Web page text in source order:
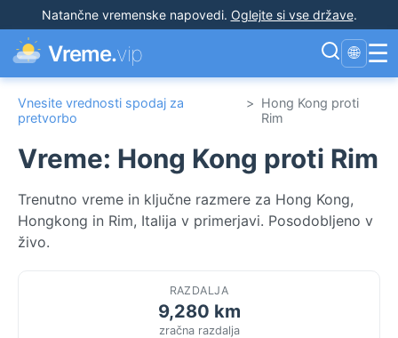
Natančne vremenske napovedi. Oglejte si vse države.
Vreme.vip 🌐 ☰
Vnesite vrednosti spodaj za
pretvorbo
> Hong Kong proti
Rim
Vreme: Hong Kong proti Rim
Trenutno vreme in ključne razmere za Hong Kong,
Hongkong in Rim, Italija v primerjavi. Posodobljeno v
živo.
RAZDALJA
9,280 km
zračna razdalja